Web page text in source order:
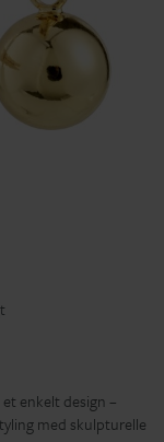
enkelt design –
med skulpturelle